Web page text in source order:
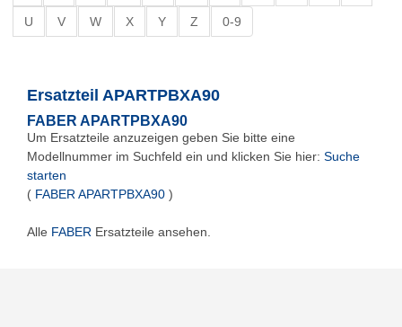
U V W X Y Z 0-9
Ersatzteil APARTPBXA90
FABER APARTPBXA90
Um Ersatzteile anzuzeigen geben Sie bitte eine
Modellnummer im Suchfeld ein und klicken Sie hier: Suche
starten
( FABER APARTPBXA90 )
Alle FABER Ersatzteile ansehen.